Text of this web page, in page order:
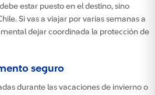
estar puesto en el destino, sino
Si vas a viajar por varias semanas a
dejar coordinada la protección de
seguro
durante las vacaciones de invierno o